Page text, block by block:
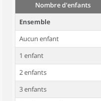
Nombre d'enfants
Ensemble
Aucun enfant
1 enfant
2 enfants
3 enfants